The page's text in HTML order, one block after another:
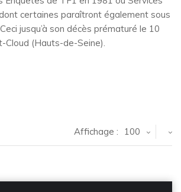
certaines paraîtront également sous
jusqu’à son décès prématuré le 10
Cloud (Hauts-de-Seine).
Affichage : 100